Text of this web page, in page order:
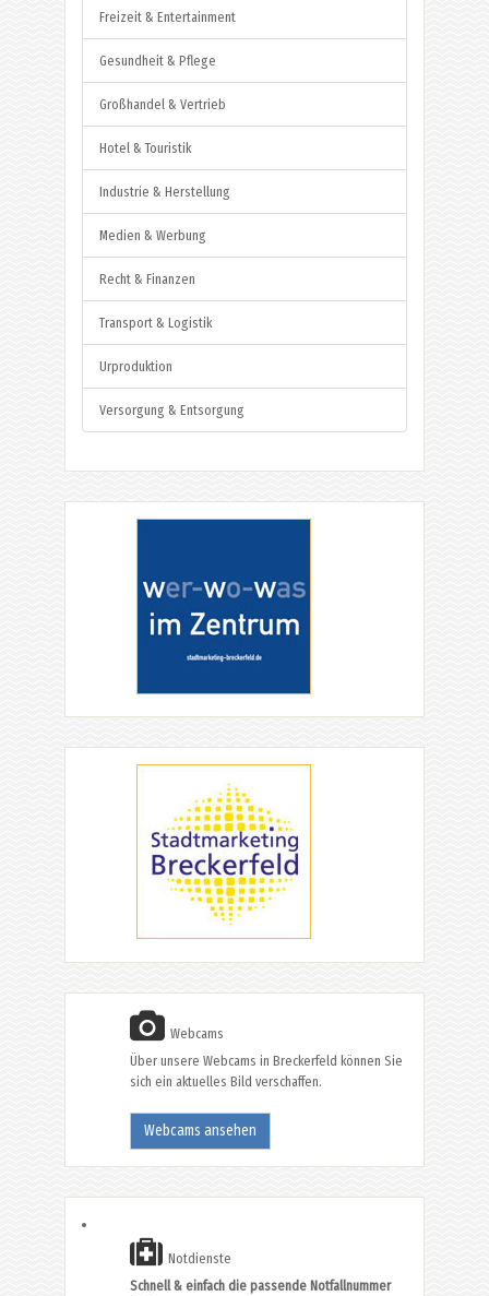
Freizeit & Entertainment
Gesundheit & Pflege
Großhandel & Vertrieb
Hotel & Touristik
Industrie & Herstellung
Medien & Werbung
Recht & Finanzen
Transport & Logistik
Urproduktion
Versorgung & Entsorgung
Webcams
Über unsere Webcams in Breckerfeld können Sie
sich ein aktuelles Bild verschaffen.
Webcams ansehen
Notdienste
Schnell & einfach die passende Notfallnummer